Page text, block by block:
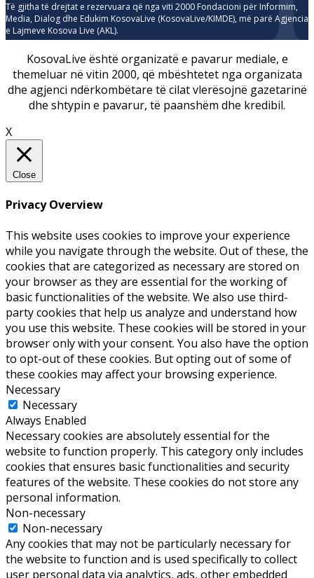
Të gjitha të drejtat e rezervuara që nga viti 2000 Fondacioni për Informim,
Media, Dialog dhe Edukim KosovaLive (KosovaLive/KIMDE), më parë Agjencia
e Lajmeve Kosova Live (AKL).
KosovaLive është organizatë e pavarur mediale, e
themeluar në vitin 2000, që mbështetet nga organizata
dhe agjenci ndërkombëtare të cilat vlerësojnë gazetarinë
dhe shtypin e pavarur, të paanshëm dhe kredibil.
X
Close
Privacy Overview
This website uses cookies to improve your experience
while you navigate through the website. Out of these, the
cookies that are categorized as necessary are stored on
your browser as they are essential for the working of
basic functionalities of the website. We also use third-
party cookies that help us analyze and understand how
you use this website. These cookies will be stored in your
browser only with your consent. You also have the option
to opt-out of these cookies. But opting out of some of
these cookies may affect your browsing experience.
Necessary
Necessary
Always Enabled
Necessary cookies are absolutely essential for the
website to function properly. This category only includes
cookies that ensures basic functionalities and security
features of the website. These cookies do not store any
personal information.
Non-necessary
Non-necessary
Any cookies that may not be particularly necessary for
the website to function and is used specifically to collect
user personal data via analytics, ads, other embedded